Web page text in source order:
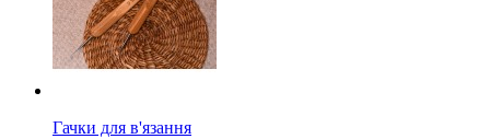
Гачки для в'язання